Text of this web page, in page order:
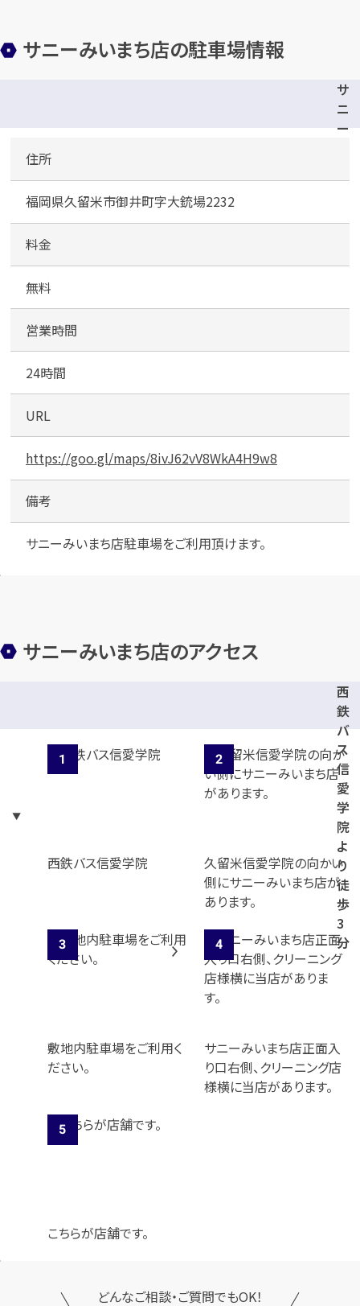
無料査定
メールで無料相談する
サニーみいまち店の駐車場情報
サ
ニ
ー
ま
店
車
住所
福岡県久留米市御井町字大銃場2232
料金
無料
営業時間
24時間
URL
https://goo.gl/maps/8ivJ62vV8WkA4H9w8
備考
サニーみいまち店駐車場をご利用頂けます。
サニーみいまち店のアクセス
西
鉄
バ
ス
信
愛
学
院
よ
り
徒
歩
3
分
西鉄バス信愛学院
久留米信愛学院の向かい
側にサニーみいまち店が
あります。
敷地内駐車場をご利用く
ださい。
サニーみいまち店正面入
り口右側、クリーニング店
様横に当店があります。
こちらが店舗です。
どんなご相談・ご質問でもOK！